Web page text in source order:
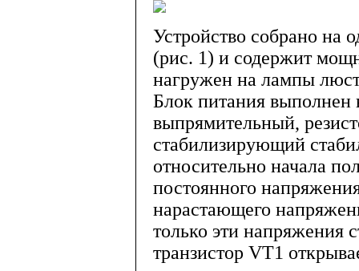
Устройство собрано на
(рис. 1) и содержит
нагружен на лампы
Блок питания
выпрямительный,
стабилизирующий
относительно начала
постоянного
нарастающего
только эти напряжения
транзистор VT1